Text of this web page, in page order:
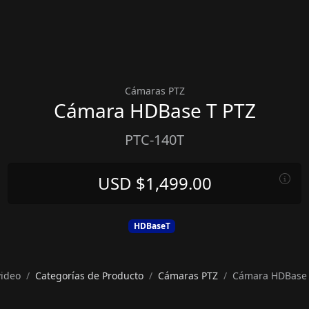
Cámaras PTZ
Cámara HDBase T PTZ
PTC-140T
USD $1,499.00
HDBaseT
Categorías de Producto Cámaras PTZ Cámara HDBase